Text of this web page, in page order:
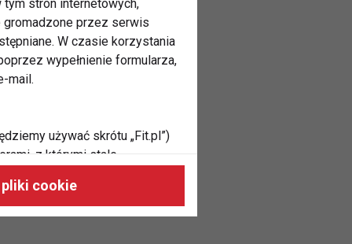
tym stron internetowych,
gromadzone przez serwis
W czasie korzystania
wypełnienie formularza,
mail.
używać skrótu „Fit.pl”)
z którymi stale
cookie